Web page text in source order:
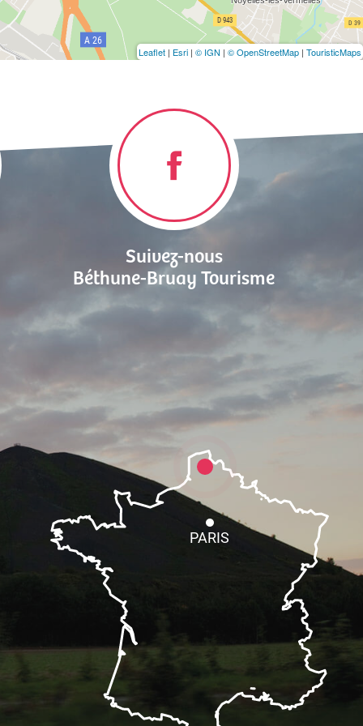
Leaflet | Esri | © IGN | © OpenStreetMap | TouristicMaps
Suivez-nous
Béthune-Bruay Tourisme
PARIS